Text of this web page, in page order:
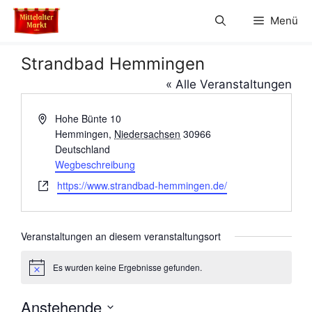
Zum
Inhalt
Menü
Strandbad Hemmingen
« Alle Veranstaltungen
A
s
s
e
Hohe Bünte 10
Hemmingen, Niedersachsen 30966
Deutschland
Wegbeschreibung
W
b
i
t
https://www.strandbad-hemmingen.de/
Veranstaltungen an diesem veranstaltungsort
H
w
Es wurden keine Ergebnisse gefunden.
Anstehende